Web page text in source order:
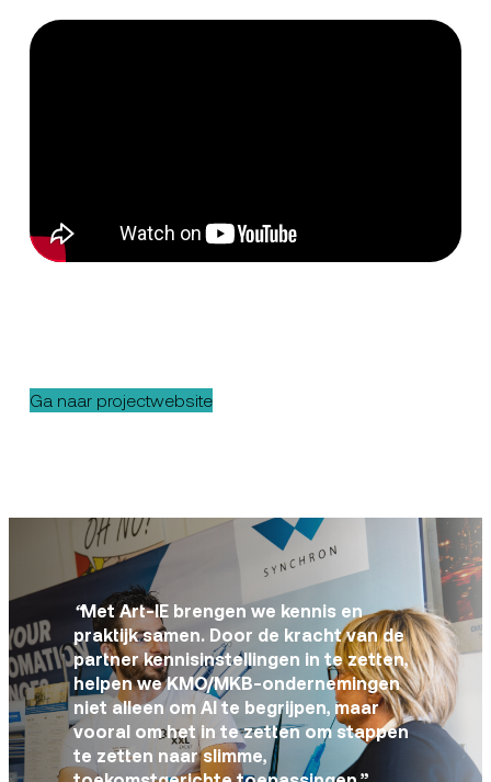
Ga naar projectwebsite
“Met Art-IE brengen we kennis en
praktijk samen. Door de kracht van de
partner kennisinstellingen in te zetten,
helpen we KMO/MKB-ondernemingen
niet alleen om AI te begrijpen, maar
vooral om het in te zetten om stappen
te zetten naar slimme,